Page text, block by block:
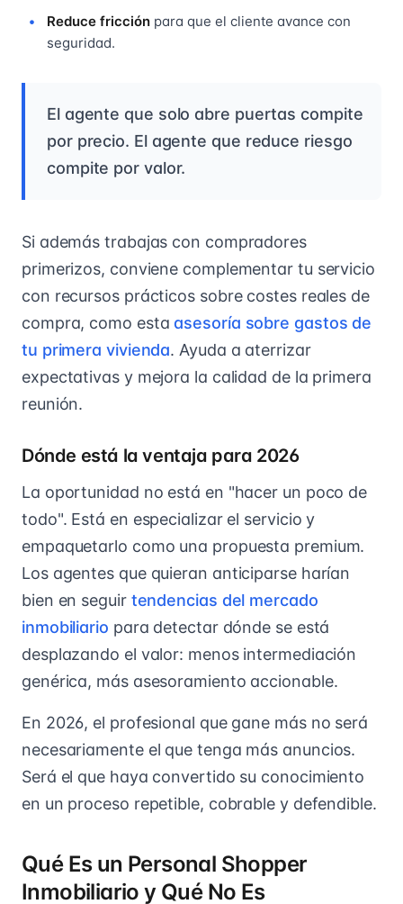
Reduce fricción para que el cliente avance con
seguridad.
El agente que solo abre puertas compite
por precio. El agente que reduce riesgo
compite por valor.
Si además trabajas con compradores
primerizos, conviene complementar tu servicio
con recursos prácticos sobre costes reales de
compra, como esta asesoría sobre gastos de
tu primera vivienda. Ayuda a aterrizar
expectativas y mejora la calidad de la primera
reunión.
Dónde está la ventaja para 2026
La oportunidad no está en "hacer un poco de
todo". Está en especializar el servicio y
empaquetarlo como una propuesta premium.
Los agentes que quieran anticiparse harían
bien en seguir tendencias del mercado
inmobiliario para detectar dónde se está
desplazando el valor: menos intermediación
genérica, más asesoramiento accionable.
En 2026, el profesional que gane más no será
necesariamente el que tenga más anuncios.
Será el que haya convertido su conocimiento
en un proceso repetible, cobrable y defendible.
Qué Es un Personal Shopper
Inmobiliario y Qué No Es